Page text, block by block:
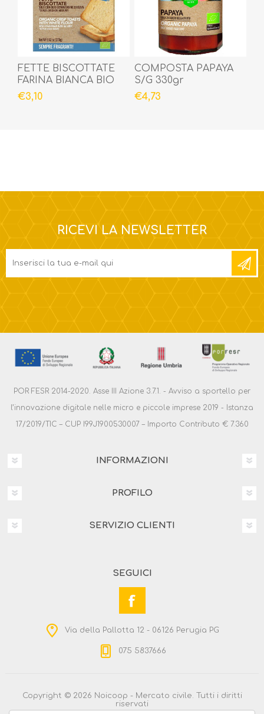
FETTE BISCOTTATE
FARINA BIANCA BIO
270gr
€3,10
COMPOSTA PAPAYA
S/G 330gr
€4,73
RICEVI LA NEWSLETTER
POR FESR 2014-2020. Asse III Azione 3.7.1. - Avviso a sportello per
l’innovazione digitale nelle micro e piccole imprese 2019 - Istanza
17/2019/TIC – CUP I99J1900530007 – Importo Contributo € 7.360
INFORMAZIONI
PROFILO
SERVIZIO CLIENTI
SEGUICI
Via della Pallotta 12 - 06126 Perugia PG
075 5837666
Copyright © 2026 Noicoop - Mercato civile. Tutti i diritti
riservati